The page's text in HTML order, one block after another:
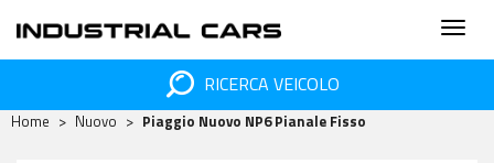
RICERCA VEICOLO
Home Nuovo Piaggio Nuovo NP6 Pianale Fisso